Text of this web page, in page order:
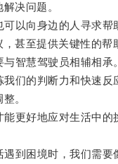
决问题。
以向身边的人寻求帮
甚至提供关键性的帮
慧驾驶员相辅相承。
的判断力和快速反
。
好地应对生活中的
困境时，我们需要